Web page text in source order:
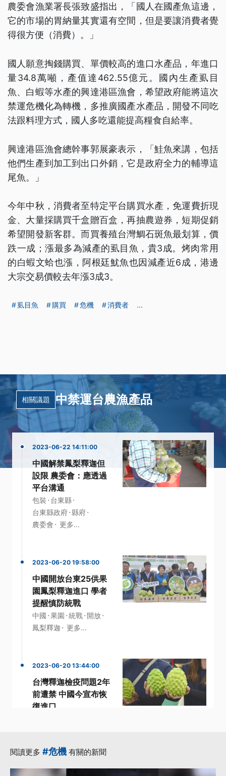
農委會漁業署長張致盛指出，「國人在國產魚這邊，
它的市場的胃納量其實還有空間，但是要讓消費者覺
得很方便（消費）。」
國人願意掏錢購買、單價較高的進口水產品，年進口
量34.8萬噸，產值達462.55億元。國內生產虱目
魚、白蝦等水產的興達港區漁會，希望政府能將這次
禁運危機化為轉機，多推廣國產水產品，開發不同吃
法跟料理方式，國人多吃還能提高糧食自給率。
興達港區漁會總幹事郭展豪表示，「鮭魚來講，包括
他們生產到加工到出口外銷，它是政府全力的輔導這
尾魚。」
今年中秋，消費者至特定平台購買水產，免運費折現
金、大量採購買千盒贈百盒，再抽農遊券，短期促銷
希望開發新客群。而買養殖台灣鯛石斑魚最划算，價
跌一成；漲最多為減產的虱目魚，貴3成。烤肉常用
的白蝦文蛤也漲，阿根廷魷魚也因減產近6成，港邊
大宗交易價較去年漲3成3。
虱目魚 購買 危機 消費者 ...
相關議題 中禁運台農漁產品
2023-06-22 14:11:00
中國解禁鳳梨釋迦但
設限 農委會：應透過
平台溝通
包裝 · 台東縣·
台東縣政府· 縣府·
農委會 · 更多...
2023-06-20 19:58:00
中國開放台東25供果
園鳳梨釋迦進口 學者
提醒慎防統戰
中國 ·果園 ·統戰· 開放·
鳳梨釋迦 · 更多...
2023-06-20 13:44:00
台灣釋迦檢疫問題2年
前遭禁 中國今宣布恢
復進口
閱讀更多 #危機 有關的新聞